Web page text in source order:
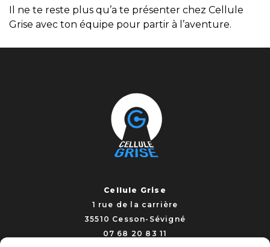
Il ne te reste plus qu’a te présenter chez Cellule
Grise avec ton équipe pour partir à l’aventure.
Cellule Grise
1 rue de la carrière
35510 Cesson-Sévigné
07 68 20 83 11